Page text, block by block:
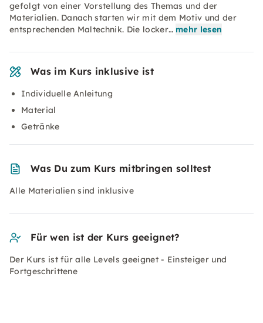
gefolgt von einer Vorstellung des Themas und der
Materialien. Danach starten wir mit dem Motiv und der
entsprechenden Maltechnik. Die locker… mehr lesen
Was im Kurs inklusive ist
Individuelle Anleitung
Material
Getränke
Was Du zum Kurs mitbringen solltest
Alle Materialien sind inklusive
Für wen ist der Kurs geeignet?
Der Kurs ist für alle Levels geeignet - Einsteiger und
Fortgeschrittene